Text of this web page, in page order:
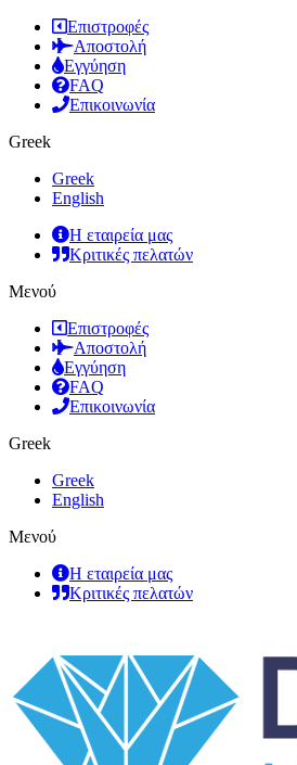
Επιστροφές
Αποστολή
Εγγύηση
FAQ
Επικοινωνία
Greek
Greek
English
Η εταιρεία μας
Κριτικές πελατών
Μενού
Επιστροφές
Αποστολή
Εγγύηση
FAQ
Επικοινωνία
Greek
Greek
English
Μενού
Η εταιρεία μας
Κριτικές πελατών